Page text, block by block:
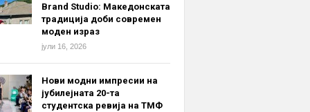
Brand Studio: Македонската
традиција доби современ
моден израз
јули 16, 2026
Нови модни импресии на
јубилејната 20-та
студентска ревија на ТМФ